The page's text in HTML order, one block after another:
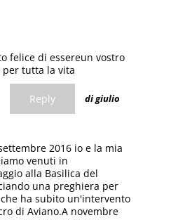
felice di essereun vostro
per tutta la vita
Reply di giulio
2016 io e la mia
venuti in
alla Basilica del
una preghiera per
ha subito un'intervento
di Aviano.A novembre